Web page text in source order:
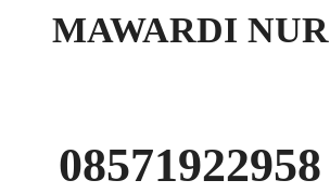
MAWARDI NUR
08571922958